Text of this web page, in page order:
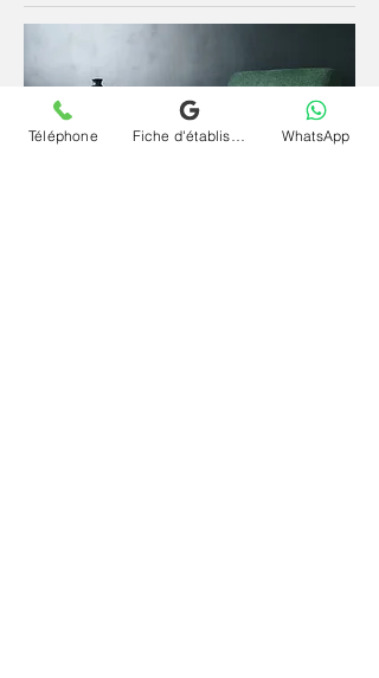
Téléphone WhatsApp